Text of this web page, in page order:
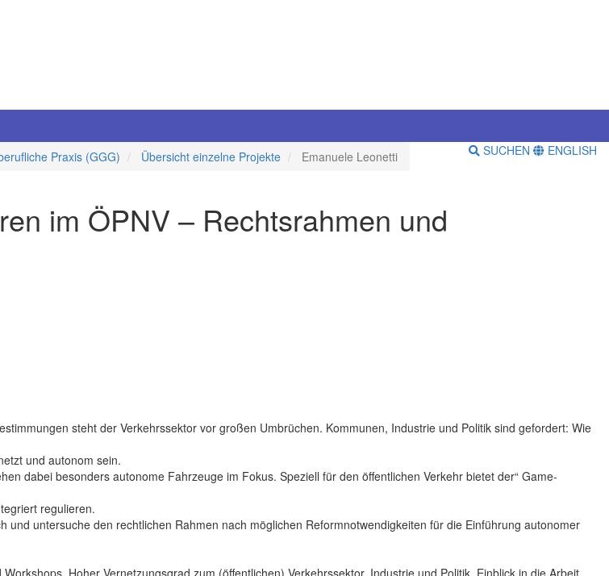
Praxis (GGG) Übersicht einzelne Projekte Emanuele Leonetti SUCHEN ENGLISH
im ÖPNV – Rechtsrahmen und
steht der Verkehrssektor vor großen Umbrüchen. Kommunen, Industrie und Politik sind gefordert: Wie
und autonom sein.
dabei besonders autonome Fahrzeuge im Fokus. Speziell für den öffentlichen Verkehr bietet der“ Game-
regulieren.
untersuche den rechtlichen Rahmen nach möglichen Reformnotwendigkeiten für die Einführung autonomer